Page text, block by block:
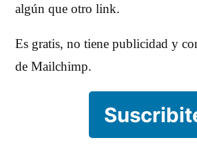
algún que otro link.
Es gratis, no tiene publicidad y
de Mailchimp.